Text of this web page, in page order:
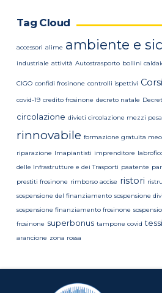
Tag Cloud
accessori alime ambiente e
industriale attività Autostrasporto bollini
CIGO confidi frosinone controlli ispettivi
covid-19 credito frosinone decreto natale
circolazione divieti circolazione mezzi
rinnovabile formazione gratuita
riparazione Imapiantisti imprenditore
delle Infrastrutture e dei Trasporti paatente
prestiti frosinone rimborso accise ristori
sospensione del finanziamento sospensione
sospensione finanziamento frosinone
frosinone superbonus tampone covid
arancione zona rossa